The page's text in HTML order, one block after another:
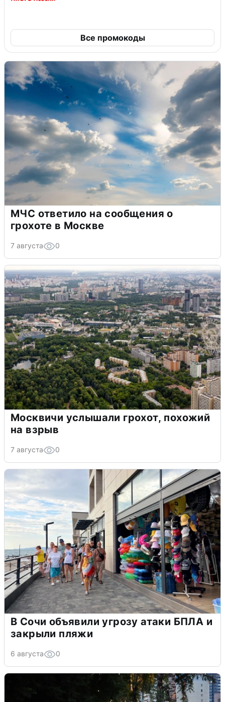
Все промокоды
МЧС ответило на сообщения о
грохоте в Москве
7 августа 0
Москвичи услышали грохот, похожий
на взрыв
7 августа 0
В Сочи объявили угрозу атаки БПЛА и
закрыли пляжи
6 августа 0